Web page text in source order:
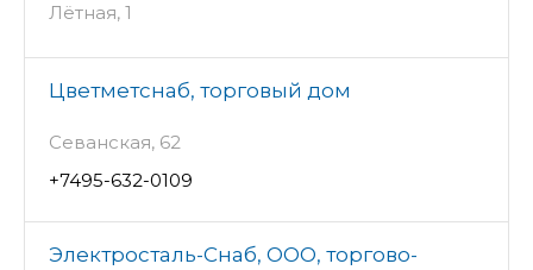
Лётная, 1
Цветметснаб, торговый дом
Севанская, 62
+7495-632-0109
Электросталь-Снаб, ООО, торгово-